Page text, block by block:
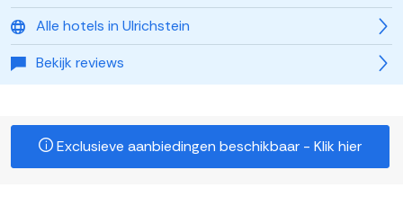
Alle hotels in Ulrichstein
Bekijk reviews
Exclusieve aanbiedingen beschikbaar - Klik hier